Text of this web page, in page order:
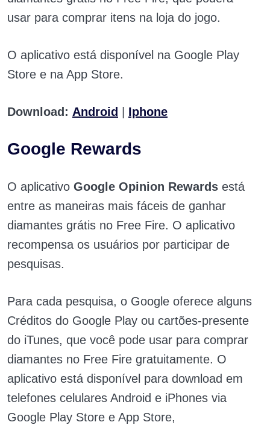
usar para comprar itens na loja do jogo.
O aplicativo está disponível na Google Play
Store e na App Store.
Download: Android Iphone
Google Rewards
O aplicativo Google Opinion Rewards está
entre as maneiras mais fáceis de ganhar
diamantes grátis no Free Fire. O aplicativo
recompensa os usuários por participar de
pesquisas.
Para cada pesquisa, o Google oferece alguns
Créditos do Google Play ou cartões-presente
do iTunes, que você pode usar para comprar
diamantes no Free Fire gratuitamente. O
aplicativo está disponível para download em
telefones celulares Android e iPhones via
Google Play Store e App Store,